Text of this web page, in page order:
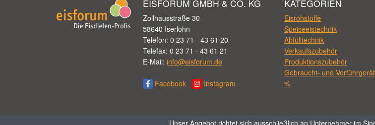
EISFORUM GMBH & CO. KG
Zollhausstraße 30
58640 Iserlohn
Telefon: 0 23 71 - 43 61 20
Telefax: 0 23 71 - 43 61 21
E-Mail: info@eisforum.de
Facebook Instagram
KATEGORIEN
Eisrohstoffe
Speiseeistechnik
Abfülltechnik
Verkaufszubehör
Produktionszubehör
Gebraucht- und
%